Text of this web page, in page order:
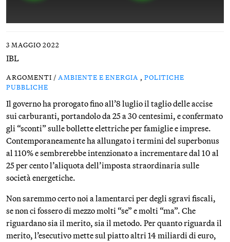
3 MAGGIO 2022
IBL
ARGOMENTI / AMBIENTE E ENERGIA , POLITICHE
PUBBLICHE
Il governo ha prorogato fino all’8 luglio il taglio delle accise
sui carburanti, portandolo da 25 a 30 centesimi, e confermato
gli “sconti” sulle bollette elettriche per famiglie e imprese.
Contemporaneamente ha allungato i termini del superbonus
al 110% e sembrerebbe intenzionato a incrementare dal 10 al
25 per cento l’aliquota dell’imposta straordinaria sulle
società energetiche.
Non saremmo certo noi a lamentarci per degli sgravi fiscali,
se non ci fossero di mezzo molti “se” e molti “ma”. Che
riguardano sia il merito, sia il metodo. Per quanto riguarda il
merito, l’esecutivo mette sul piatto altri 14 miliardi di euro,